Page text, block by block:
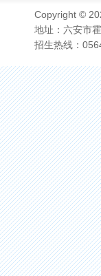
Copyright ©
地址：六安市
招生热线：